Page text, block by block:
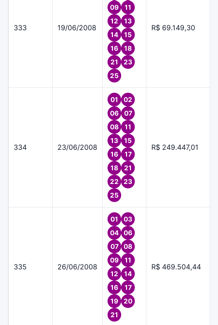
333 19/06/2008
09
11
12
13
14
15
16
18
21
23
25
R$ 69.149,30
334 23/06/2008
01
02
06
07
08
11
13
15
16
17
18
21
22
23
25
R$ 249.447,01
335 26/06/2008
01
03
04
06
07
08
09
11
12
14
16
17
19
20
21
R$ 469.504,44